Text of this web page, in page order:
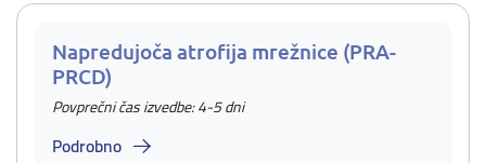
Napredujoča atrofija mrežnice (PRA-
PRCD)
Povprečni čas izvedbe: 4-5 dni
Podrobno